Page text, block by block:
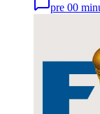
pre 00